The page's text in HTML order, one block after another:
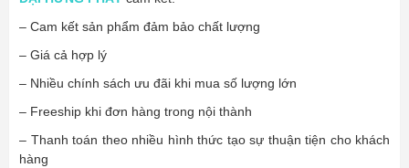
– Cam kết sản phẩm đảm bảo chất lượng
– Giá cả hợp lý
– Nhiều chính sách ưu đãi khi mua số lượng lớn
– Freeship khi đơn hàng trong nội thành
– Thanh toán theo nhiều hình thức tạo sự thuận tiện cho khách
hàng